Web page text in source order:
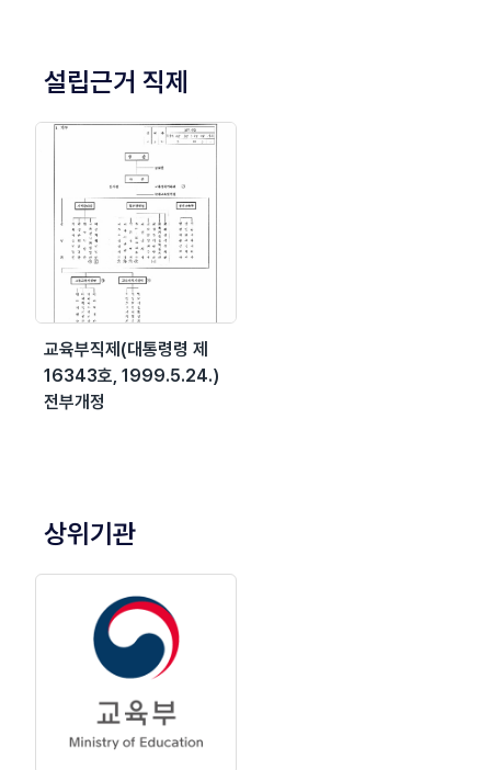
설립근거 직제
교육부직제(대통령령 제
16343호, 1999.5.24.)
전부개정
상위기관